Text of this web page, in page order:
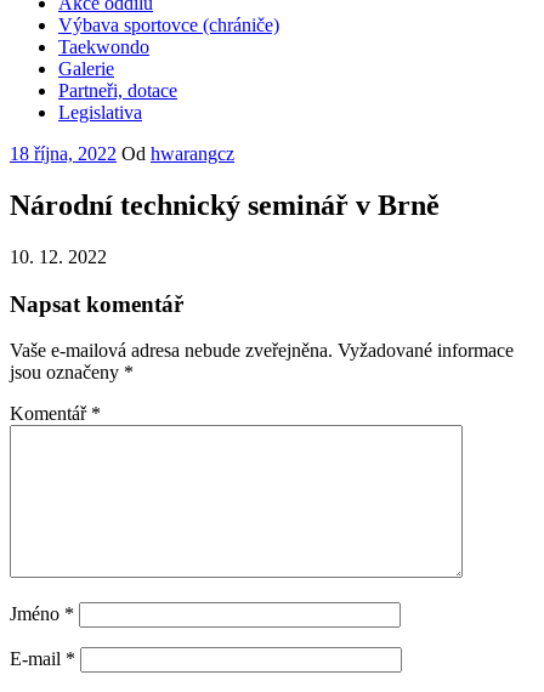
Výbava sportovce (chrániče)
Taekwondo
Galerie
Partneři, dotace
Legislativa
Publikováno
18 října, 2022 Od hwarangcz
Národní technický seminář v Brně
10. 12. 2022
Napsat komentář
Vaše e-mailová adresa nebude zveřejněna. Vyžadované informace
jsou označeny *
Komentář *
Jméno *
E-mail *